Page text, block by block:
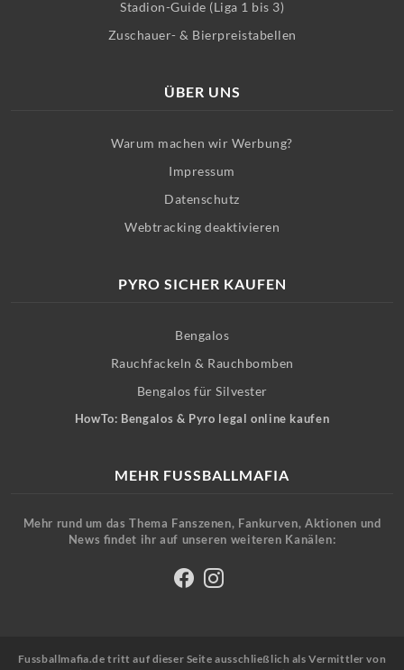
Stadion-Guide (Liga 1 bis 3)
Zuschauer- & Bierpreistabellen
ÜBER UNS
Warum machen wir Werbung?
Impressum
Datenschutz
Webtracking deaktivieren
PYRO SICHER KAUFEN
Bengalos
Rauchfackeln & Rauchbomben
Bengalos für Silvester
HowTo: Bengalos & Pyro legal online kaufen
MEHR FUSSBALLMAFIA
Mehr rund um das Thema Fanszenen, Fankurven, Aktionen und
News findet ihr auf unseren weiteren Kanälen:
Fussballmafia.de tritt auf dieser Seite ausschließlich als Vermittler von